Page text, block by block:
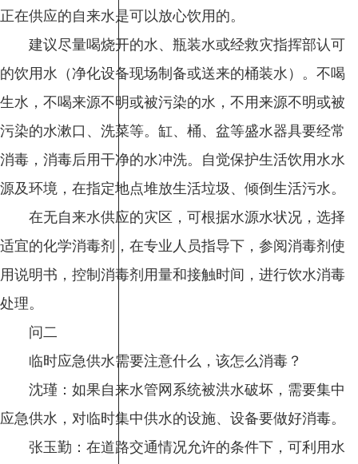
正在供应的自来水是可以放心饮用的。
建议尽量喝烧开的水、瓶装水或经救灾指挥部认可
的饮用水（净化设备现场制备或送来的桶装水）。不喝
生水，不喝来源不明或被污染的水，不用来源不明或被
污染的水漱口、洗菜等。缸、桶、盆等盛水器具要经常
消毒，消毒后用干净的水冲洗。自觉保护生活饮用水水
源及环境，在指定地点堆放生活垃圾、倾倒生活污水。
在无自来水供应的灾区，可根据水源水状况，选择
适宜的化学消毒剂，在专业人员指导下，参阅消毒剂使
用说明书，控制消毒剂用量和接触时间，进行饮水消毒
处理。
问二
临时应急供水需要注意什么，该怎么消毒？
沈瑾：如果自来水管网系统被洪水破坏，需要集中
应急供水，对临时集中供水的设施、设备要做好消毒。
张玉勤：在道路交通情况允许的条件下，可利用水